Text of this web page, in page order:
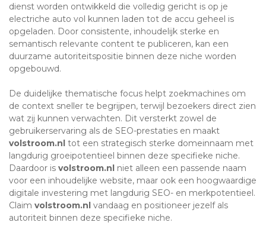
dienst worden ontwikkeld die volledig gericht is op je
electriche auto vol kunnen laden tot de accu geheel is
opgeladen. Door consistente, inhoudelijk sterke en
semantisch relevante content te publiceren, kan een
duurzame autoriteitspositie binnen deze niche worden
opgebouwd.
De duidelijke thematische focus helpt zoekmachines om
de context sneller te begrijpen, terwijl bezoekers direct zien
wat zij kunnen verwachten. Dit versterkt zowel de
gebruikerservaring als de SEO-prestaties en maakt
volstroom.nl tot een strategisch sterke domeinnaam met
langdurig groeipotentieel binnen deze specifieke niche.
Daardoor is volstroom.nl niet alleen een passende naam
voor een inhoudelijke website, maar ook een hoogwaardige
digitale investering met langdurig SEO- en merkpotentieel.
Claim volstroom.nl vandaag en positioneer jezelf als
autoriteit binnen deze specifieke niche.